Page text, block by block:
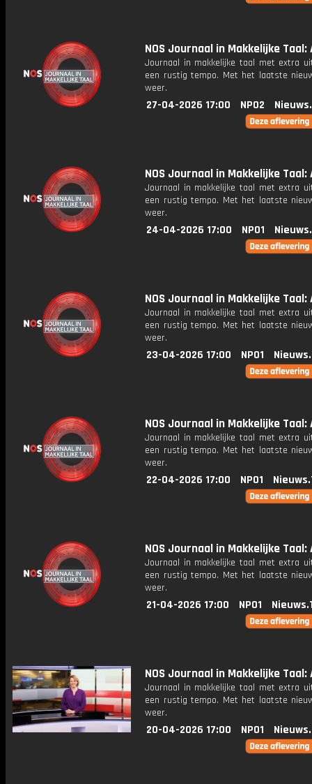
NOS Journaal in Makkelijke
Journaal in makkelijke taal met extra
een rustig tempo. Met het laatste
weer.
27-04-2026 17:00 NPO2
NOS Journaal in Makkelijke
Journaal in makkelijke taal met extra
een rustig tempo. Met het laatste
weer.
24-04-2026 17:00 NPO1
NOS Journaal in Makkelijke Taal:
Journaal in makkelijke taal met extra
een rustig tempo. Met het laatste
weer.
23-04-2026 17:00 NPO1
NOS Journaal in Makkelijke
Journaal in makkelijke taal met extra
een rustig tempo. Met het laatste
weer.
22-04-2026 17:00 NPO1
NOS Journaal in Makkelijke
Journaal in makkelijke taal met extra
een rustig tempo. Met het laatste
weer.
21-04-2026 17:00 NPO1
NOS Journaal in Makkelijke
Journaal in makkelijke taal met extra
een rustig tempo. Met het laatste
weer.
20-04-2026 17:00 NPO1